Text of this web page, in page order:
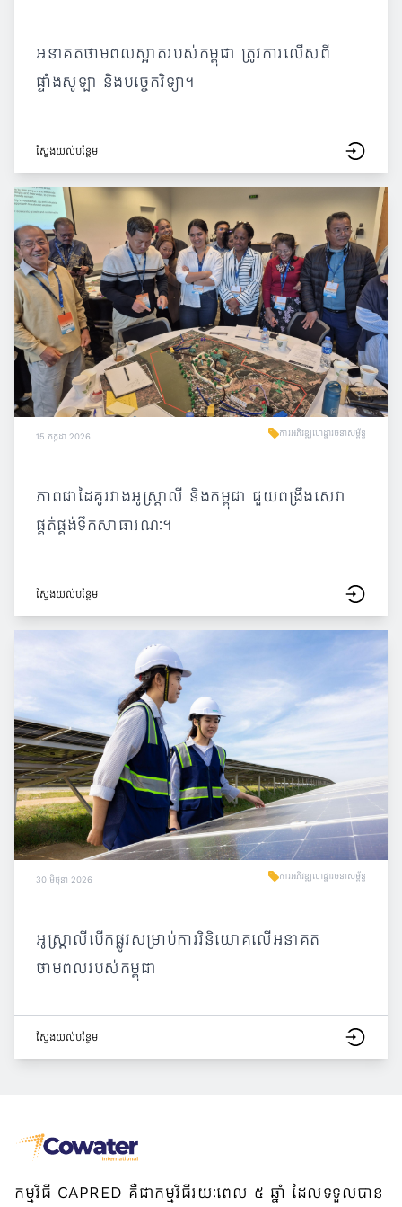
អនាគតថាមពលស្អាតរបស់កម្ពុជា ត្រូវការលើសពី
ផ្ទាំងសូឡា និងបច្ចេកវិទ្យា។
ស្វែង​យល់​បន្ថែម
15 កក្កដា 2026 ការអភិវឌ្ឍហេដ្ឋារចនាសម្ព័ន្ធ
ភាពជាដៃគូរវាងអូស្ត្រាលី និងកម្ពុជា ជួយពង្រឹងសេវា
ផ្គត់ផ្គង់ទឹកសាធារណៈ។
ស្វែង​យល់​បន្ថែម
30 មិថុនា 2026 ការអភិវឌ្ឍហេដ្ឋារចនាសម្ព័ន្ធ
អូស្ត្រាលីបើកផ្លូវសម្រាប់ការវិនិយោគលើអនាគត
ថាមពលរបស់កម្ពុជា
ស្វែង​យល់​បន្ថែម
កម្មវិធី CAPRED គឺជាកម្មវិធីរយៈពេល ៥ ឆ្នាំ ដែលទទួលបាន